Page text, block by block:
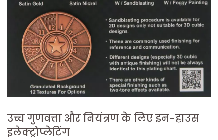
उच्च गुणवत्ता और नियंत्रण के लिए इन-हाउस
इलेक्ट्रोप्लेटिंग